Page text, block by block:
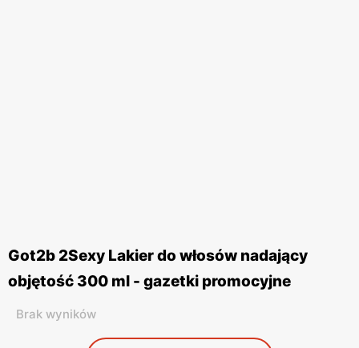
Got2b 2Sexy Lakier do włosów nadający
objętość 300 ml - gazetki promocyjne
Brak wyników